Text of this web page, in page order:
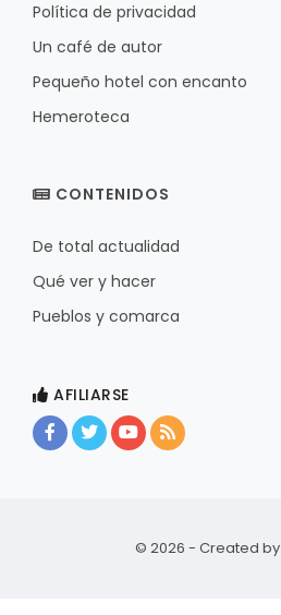
Política de privacidad
Un café de autor
Pequeño hotel con encanto
Hemeroteca
CONTENIDOS
De total actualidad
Qué ver y hacer
Pueblos y comarca
AFILIARSE
© 2026 - Created by